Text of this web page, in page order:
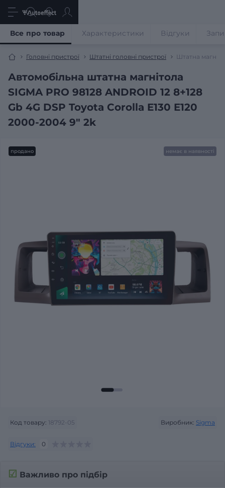
Головні пристрої Штатні головні пристрої Штатна
Автомобільна штатна магнітола
SIGMA PRO 98128 ANDROID 12 8+128
Gb 4G DSP Toyota Corolla E130 E120
2000-2004 9" 2k
Все про товар Характеристики Відгуки
продано немає в наявності
Код товару: 18792-05 Виробник: Sigma
Відгуки: 0
☑ Важливо про підбір